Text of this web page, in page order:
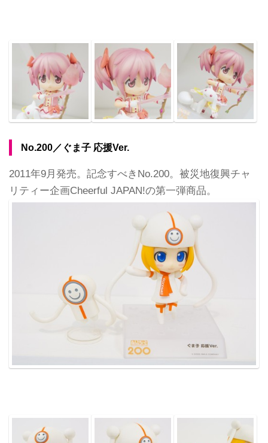
No.200／ぐま子 応援Ver.
2011年9月発売。記念すべきNo.200。被災地復興チャ
リティー企画Cheerful JAPAN!の第一弾商品。